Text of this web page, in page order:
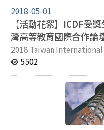
2018-05-01
【活動花絮】ICDF受
灣高等教育國際合作論
2018 Taiwan
Higher Education was
Professor Dong Sun Park
morning session. He is
APEC Collaborative
the afternoon, discussion
scholars from managerial
5502